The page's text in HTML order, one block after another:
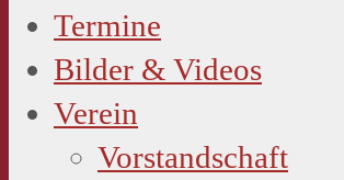
Termine
Bilder & Videos
Verein
Vorstandschaft